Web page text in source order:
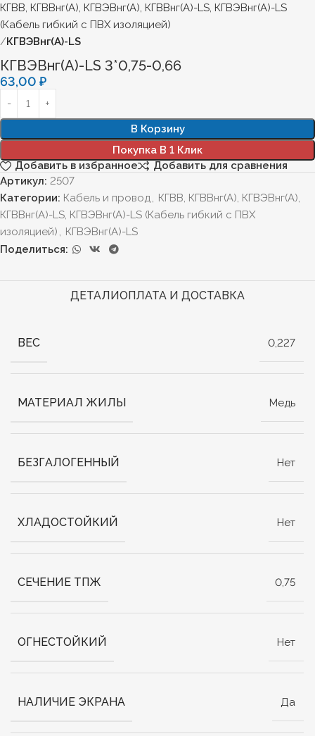
КГВВ, КГВВнг(А), КГВЭВнг(А), КГВВнг(А)-LS, КГВЭВнг(А)-LS
(Кабель гибкий с ПВХ изоляцией)
КГВЭВнг(А)-LS
КГВЭВнг(А)-LS 3*0,75-0,66
63,00 ₽
В Корзину
Покупка В 1 Клик
Добавить в избранное
Добавить для сравнения
Артикул: 2507
Категории: Кабель и провод, КГВВ, КГВВнг(А), КГВЭВнг(А),
КГВВнг(А)-LS, КГВЭВнг(А)-LS (Кабель гибкий с ПВХ
изоляцией) , КГВЭВнг(А)-LS
Поделиться:
ДЕТАЛИОПЛАТА И ДОСТАВКА
ВЕС 0,227
МАТЕРИАЛ ЖИЛЫ Медь
БЕЗГАЛОГЕННЫЙ Нет
ХЛАДОСТОЙКИЙ Нет
СЕЧЕНИЕ ТПЖ 0,75
ОГНЕСТОЙКИЙ Нет
НАЛИЧИЕ ЭКРАНА Да